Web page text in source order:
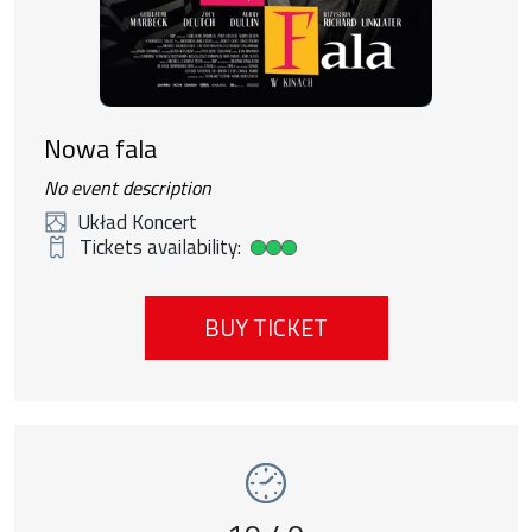
Nowa fala
No event description
Układ Koncert
Tickets availability:
High ticket availability
BUY TICKET